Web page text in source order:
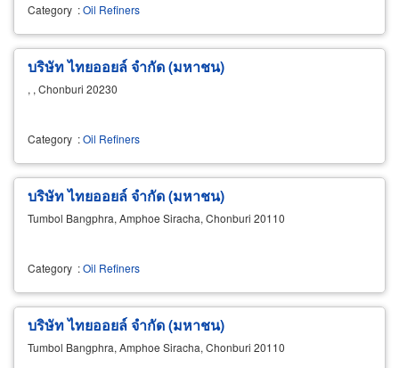
Category :Oil Refiners
บริษัท ไทยออยล์ จำกัด (มหาชน)
, , Chonburi 20230
Category :Oil Refiners
บริษัท ไทยออยล์ จำกัด (มหาชน)
Tumbol Bangphra, Amphoe Siracha, Chonburi 20110
Category :Oil Refiners
บริษัท ไทยออยล์ จำกัด (มหาชน)
Tumbol Bangphra, Amphoe Siracha, Chonburi 20110